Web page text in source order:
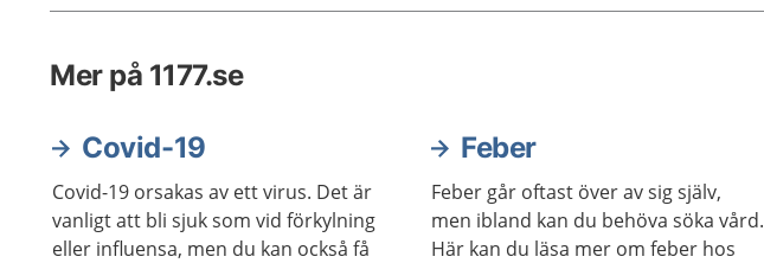
mycket ovanligt. Ingen människa
för syndrom?
Mer på 1177.se
Covid-19
Covid-19 orsakas av ett virus. Det är
vanligt att bli sjuk som vid förkylning
eller influensa, men du kan också få
Feber
Feber går oftast över av sig själv,
men ibland kan du behöva söka vård.
Här kan du läsa mer om feber hos